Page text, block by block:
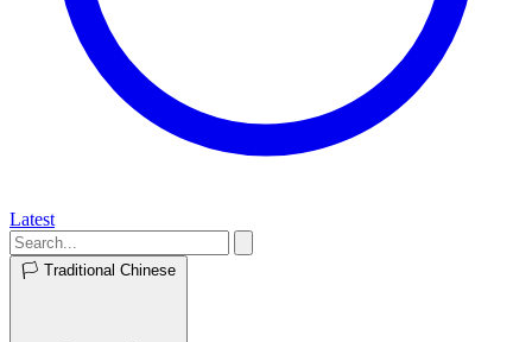
Latest
🏳️ Traditional Chinese